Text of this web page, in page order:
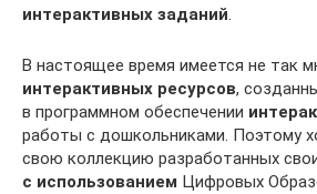
интерактивных заданий.
В настоящее время имеется не так
интерактивных ресурсов,
в программном обеспечении
работы с дошкольниками. Поэтому
свою коллекцию разработанных
с использованием Цифровых